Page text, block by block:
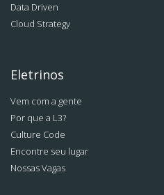
Data Driven
Cloud Strategy
Eletrinos
Vem com a gente
Por que a L3?
Culture Code
Encontre seu lugar
Nossas Vagas